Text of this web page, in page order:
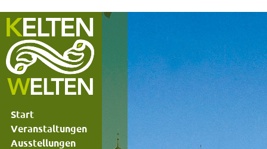
Start
Veranstaltungen
Ausstellungen